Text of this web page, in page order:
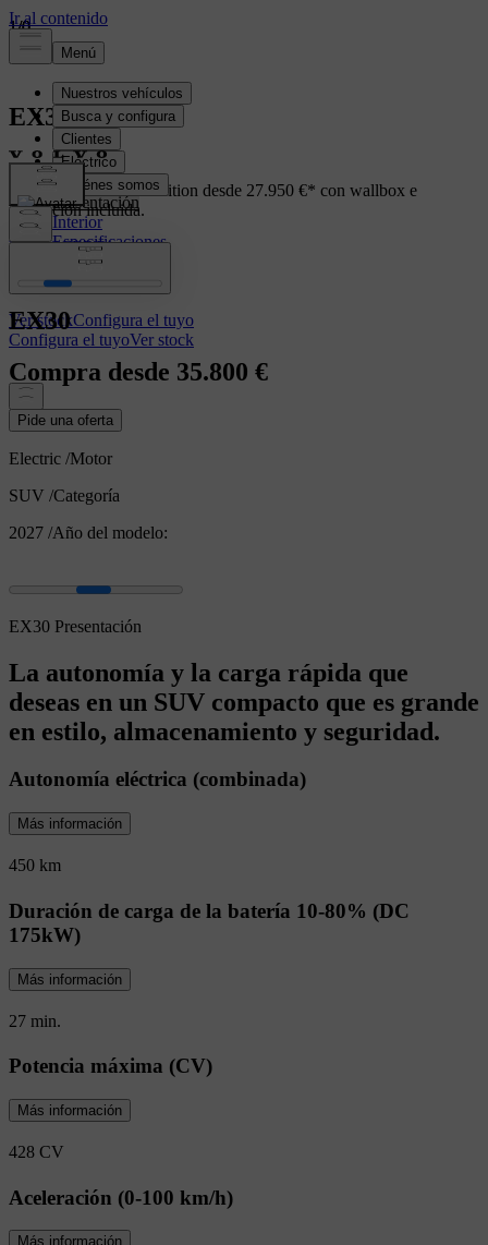
EX30 Electric
Presentación
Interior
Especificaciones
Prestaciones
Ver stockConfigura el tuyo
Configura el tuyoVer stock
Ahora con Premiun Edition desde 27.950 €* con wallbox e
instalación incluida.
VER OFERTA
EX30
Compra desde 35.800 €
Pide una oferta
Electric /Motor
SUV /Categoría
2027 /Año del modelo:
EX30 Presentación
La autonomía y la carga rápida que
deseas en un SUV compacto que es grande
en estilo, almacenamiento y seguridad.
Autonomía eléctrica (combinada)
Más información
450 km
Duración de carga de la batería 10-80% (DC
175kW)
Más información
27 min.
Potencia máxima (CV)
Más información
428 CV
Aceleración (0-100 km/h)
Más información
1/0
1/0
1/0